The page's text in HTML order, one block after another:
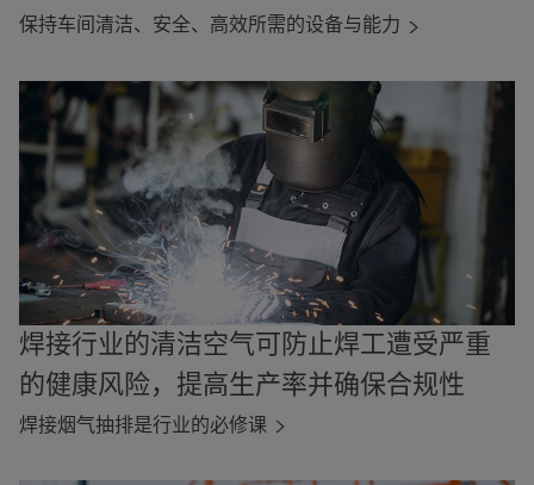
保持车间清洁、安全、高效所需的设备与能力
焊接行业的清洁空气可防止焊工遭受严重
的健康风险，提高生产率并确保合规性
焊接烟气抽排是行业的必修课